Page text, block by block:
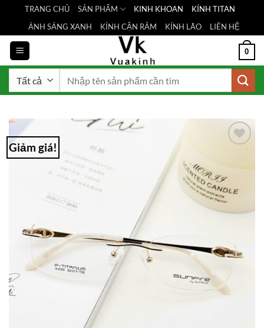
nội
dung
TRANG CHỦ SẢN PHẨM KINH KHOAN
KÍNH TITAN
ÁNH SÁNG XANH
KÍNH CẬN RÂM KÍNH LÃO LIÊN HỆ
0
Giảm giá!